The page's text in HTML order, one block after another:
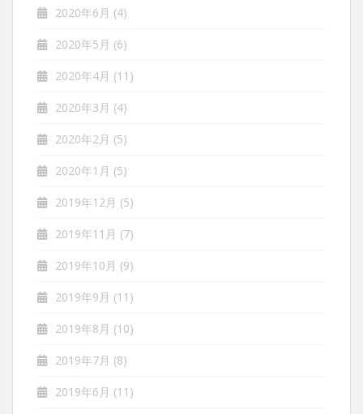
2020年6月 (4)
2020年5月 (6)
2020年4月 (11)
2020年3月 (4)
2020年2月 (5)
2020年1月 (5)
2019年12月 (5)
2019年11月 (7)
2019年10月 (9)
2019年9月 (11)
2019年8月 (10)
2019年7月 (8)
2019年6月 (11)